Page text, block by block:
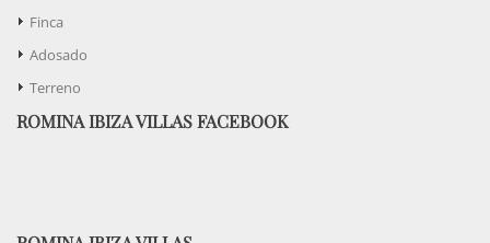
Finca
Adosado
Terreno
ROMINA IBIZA VILLAS FACEBOOK